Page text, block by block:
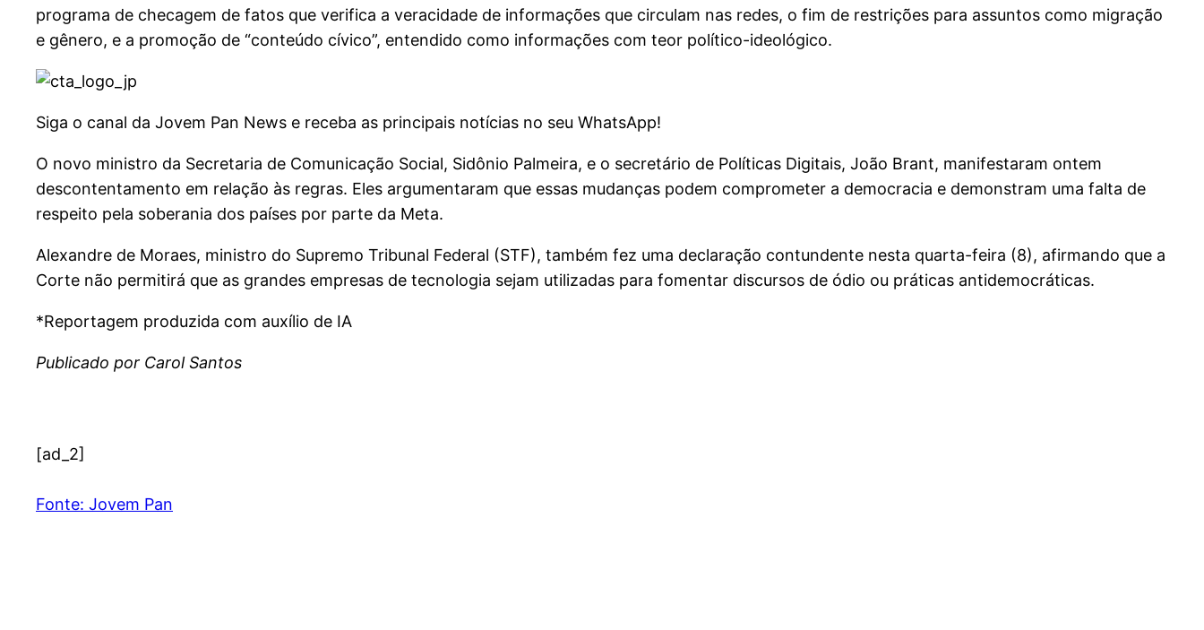
programa de checagem de fatos que verifica a veracidade de informações que circulam nas redes, o fim de restrições para assuntos como migração
e gênero, e a promoção de “conteúdo cívico”, entendido como informações com teor político-ideológico.
Siga o canal da Jovem Pan News e receba as principais notícias no seu WhatsApp!
O novo ministro da Secretaria de Comunicação Social, Sidônio Palmeira, e o secretário de Políticas Digitais, João Brant, manifestaram ontem
descontentamento em relação às regras. Eles argumentaram que essas mudanças podem comprometer a democracia e demonstram uma falta de
respeito pela soberania dos países por parte da Meta.
Alexandre de Moraes, ministro do Supremo Tribunal Federal (STF), também fez uma declaração contundente nesta quarta-feira (8), afirmando que a
Corte não permitirá que as grandes empresas de tecnologia sejam utilizadas para fomentar discursos de ódio ou práticas antidemocráticas.
*Reportagem produzida com auxílio de IA
Publicado por Carol Santos
[ad_2]
Fonte: Jovem Pan